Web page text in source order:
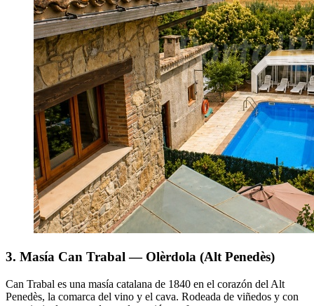
3. Masía Can Trabal — Olèrdola (Alt Penedès)
Can Trabal es una masía catalana de 1840 en el corazón del Alt
Penedès, la comarca del vino y el cava. Rodeada de viñedos y con